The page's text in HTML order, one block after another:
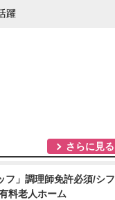
躍
さらに見る
フ」調理師免許必須/シフ
料老人ホーム